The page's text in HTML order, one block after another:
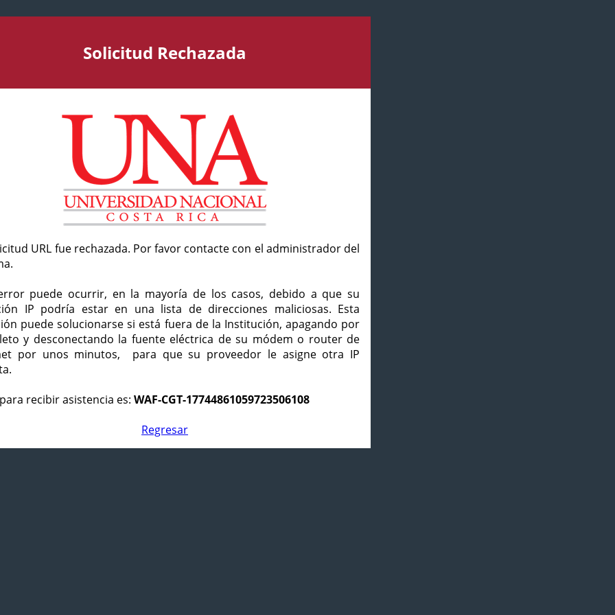
Solicitud Rechazada
URL fue rechazada. Por favor contacte con el administrador del
puede ocurrir, en la mayoría de los casos, debido a que su
IP podría estar en una lista de direcciones maliciosas. Esta
puede solucionarse si está fuera de la Institución, apagando por
y desconectando la fuente eléctrica de su módem o router de
por unos minutos, para que su proveedor le asigne otra IP
recibir asistencia es: WAF-CGT-17744861059723506108
Regresar